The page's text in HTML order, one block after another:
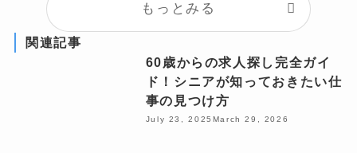
もっとみる
関連記事
60歳からの求人探し完全ガイ
ド！シニアが知っておきたい仕
事の見つけ方
July 23, 2025 March 29, 2026